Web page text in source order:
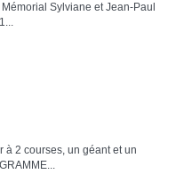
Sylviane et Jean-Paul
à 2 courses, un géant et un